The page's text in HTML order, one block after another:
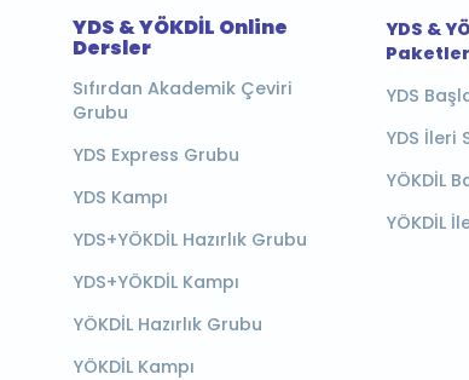
YDS & YÖKDİL Online
Dersler
Sıfırdan Akademik Çeviri
Grubu
YDS Express Grubu
YDS Kampı
YDS+YÖKDİL Hazırlık Grubu
YDS+YÖKDİL Kampı
YÖKDİL Hazırlık Grubu
YÖKDİL Kampı
YDS &
YDS
YDS İleri
YÖKDİL
YÖKDİL